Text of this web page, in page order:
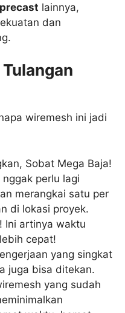
precast lainnya,
dan
wiremesh ini jadi
Sobat Mega Baja!
perlu lagi
merangkai satu per
di lokasi proyek.
Ini artinya waktu
lebih cepat!
yang singkat
juga bisa ditekan.
yang sudah